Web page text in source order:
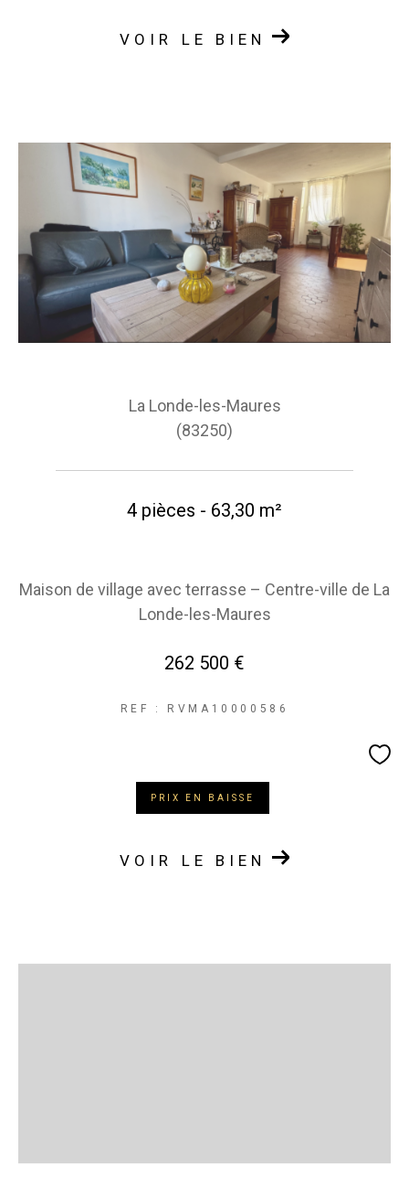
VOIR LE BIEN
La Londe-les-Maures
(83250)
4 pièces - 63,30 m²
Maison de village avec terrasse – Centre-ville de La
Londe-les-Maures
262 500 €
REF : RVMA10000586
PRIX EN BAISSE
VOIR LE BIEN